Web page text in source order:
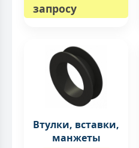
запросу
Втулки, вставки,
манжеты